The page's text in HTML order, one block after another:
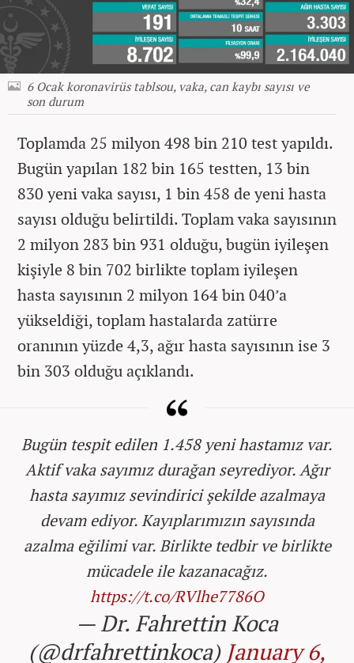
6 Ocak koronavirüs tablsou, vaka, can kaybı sayısı ve
son durum
Toplamda 25 milyon 498 bin 210 test yapıldı.
Bugün yapılan 182 bin 165 testten, 13 bin
830 yeni vaka sayısı, 1 bin 458 de yeni hasta
sayısı olduğu belirtildi. Toplam vaka sayısının
2 milyon 283 bin 931 olduğu, bugün iyileşen
kişiyle 8 bin 702 birlikte toplam iyileşen
hasta sayısının 2 milyon 164 bin 040’a
yükseldiği, toplam hastalarda zatürre
oranının yüzde 4,3, ağır hasta sayısının ise 3
bin 303 olduğu açıklandı.
Bugün tespit edilen 1.458 yeni hastamız var.
Aktif vaka sayımız durağan seyrediyor. Ağır
hasta sayımız sevindirici şekilde azalmaya
devam ediyor. Kayıplarımızın sayısında
azalma eğilimi var. Birlikte tedbir ve birlikte
mücadele ile kazanacağız.
https://t.co/RVlhe7786O
— Dr. Fahrettin Koca
(@drfahrettinkoca) January 6,